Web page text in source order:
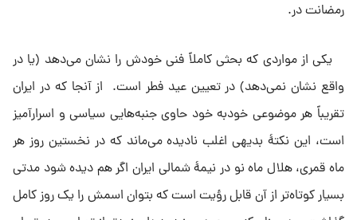
رمضانت در.
یکى از مواردى که بحثى کاملاً فنى خودش را نشان مى‌دهد (یا در
واقع نشان نمى‌دهد) در تعیین عید فطر است. از آنجا که در ایران
تقریباً هر موضوعى خودبه خود حاوى جنبه‌هایى سیاسى و اسرارآمیز
است، این نکتهٔ بدیهى اغلب نادیده مى‌ماند که در نخستین روز هر
ماه قمرى، هلال ماه نو در نیمۀ شمالى ایران اگر هم دیده شود مدتى
بسیار کوتاه‌تر از آن قابل رؤیت است که بتوان اسمش را یک روز کامل